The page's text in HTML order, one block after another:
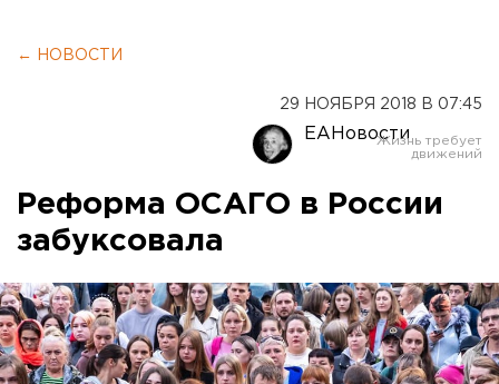
← НОВОСТИ
29 НОЯБРЯ 2018 В 07:45
ЕАНовости
Реформа ОСАГО в России
забуксовала